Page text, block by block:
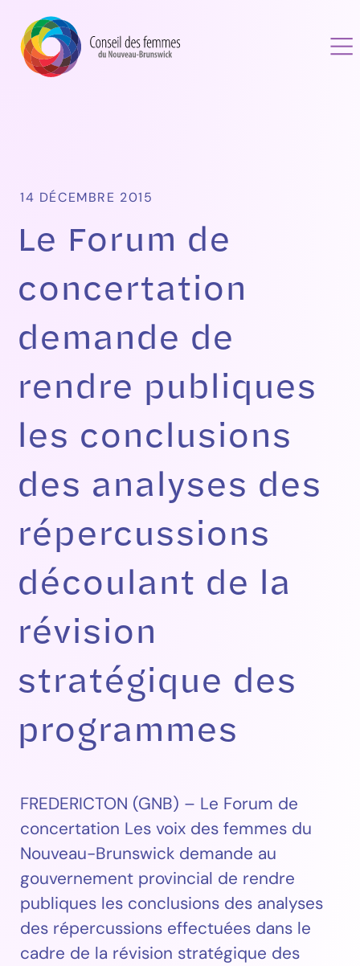
14 DÉCEMBRE 2015
Le Forum de
concertation
demande de
rendre publiques
les conclusions
des analyses des
répercussions
découlant de la
révision
stratégique des
programmes
FREDERICTON (GNB) – Le Forum de
concertation Les voix des femmes du
Nouveau-Brunswick demande au
gouvernement provincial de rendre
publiques les conclusions des analyses
des répercussions effectuées dans le
cadre de la révision stratégique des